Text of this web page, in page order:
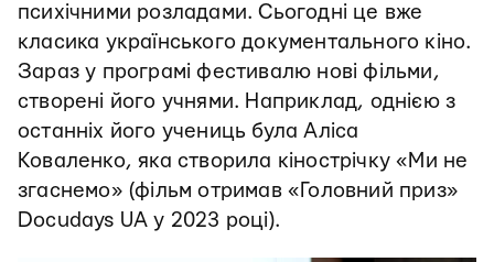
психічними розладами. Сьогодні це вже
класика українського документального кіно.
Зараз у програмі фестивалю нові фільми,
створені його учнями. Наприклад, однією з
останніх його учениць була Аліса
Коваленко, яка створила кінострічку «Ми не
згаснемо» (фільм отримав «Головний приз»
Docudays UA у 2023 році).